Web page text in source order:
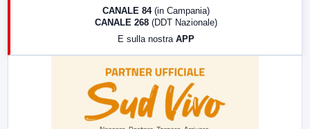
CANALE 84 (in Campania)
CANALE 268 (DDT Nazionale)
E sulla nostra APP